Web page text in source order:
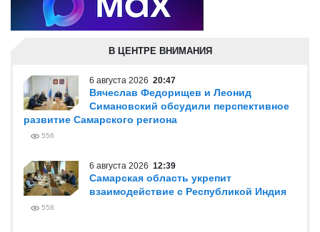
В ЦЕНТРЕ ВНИМАНИЯ
6 августа 2026 20:47
Вячеслав Федорищев и Леонид
Симановский обсудили перспективное
развитие Самарского региона
556
6 августа 2026 12:39
Самарская область укрепит
взаимодействие с Республикой Индия
558